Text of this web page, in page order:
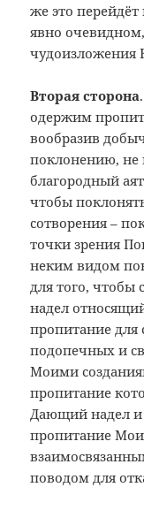
же это
явно
чудоизложения
Вторая сторона
одержим
вообразив
поклонению, не
благородный
чтобы
сотворения –
точки зрения
неким видом
для того, чтобы
надел
пропитание для
подопечных и
Моими
пропитание
Дающий надел и
пропитание
поводом для